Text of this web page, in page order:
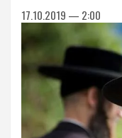
17.10.2019 — 2:00